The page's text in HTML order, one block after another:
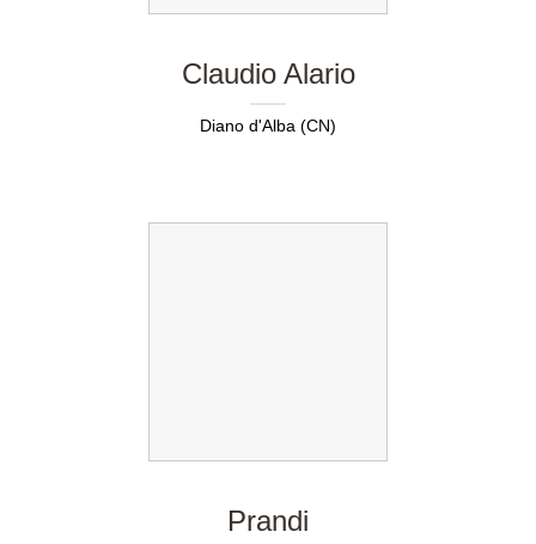
Claudio Alario
Diano d'Alba (CN)
Prandi